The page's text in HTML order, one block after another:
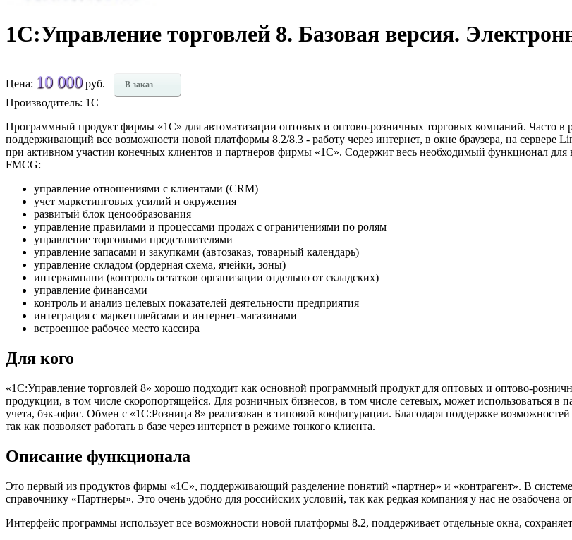
1С:Управление торговлей 8. Базовая версия.
Цена: 10 000руб. В заказ
Производитель: 1С
Программный продукт фирмы «1С» для автоматизации оптовых и оптово-розничных торговых компаний. Часто в
поддерживающий все возможности новой платформы 8.2/8.3 - работу через интернет, в окне браузера, на сервере
при активном участии конечных клиентов и партнеров фирмы «1С». Содержит весь необходимый функционал для
FMCG:
управление отношениями с клиентами (CRM)
учет маркетинговых усилий и окружения
развитый блок ценообразования
управление правилами и процессами продаж с ограничениями по ролям
управление торговыми представителями
управление запасами и закупками (автозаказ, товарный календарь)
управление складом (ордерная схема, ячейки, зоны)
интеркампани (контроль остатков организации отдельно от складских)
управление финансами
контроль и анализ целевых показателей деятельности предприятия
интеграция с маркетплейсами и интернет-магазинами
встроенное рабочее место кассира
Для кого
«1С:Управление торговлей 8» хорошо подходит как основной программный продукт для оптовых и оптово-
продукции, в том числе скоропортящейся. Для розничных бизнесов, в том числе сетевых, может использоваться в
учета, бэк-офис. Обмен с «1С:Розница 8» реализован в типовой конфигурации. Благодаря поддержке
так как позволяет работать в базе через интернет в режиме тонкого клиента.
Описание функционала
Это первый из продуктов фирмы «1С», поддерживающий разделение понятий «партнер» и «контрагент». В
справочнику «Партнеры». Это очень удобно для российских условий, так как редкая компания у нас не озабочена
Интерфейс программы использует все возможности новой платформы 8.2, поддерживает отдельные окна,